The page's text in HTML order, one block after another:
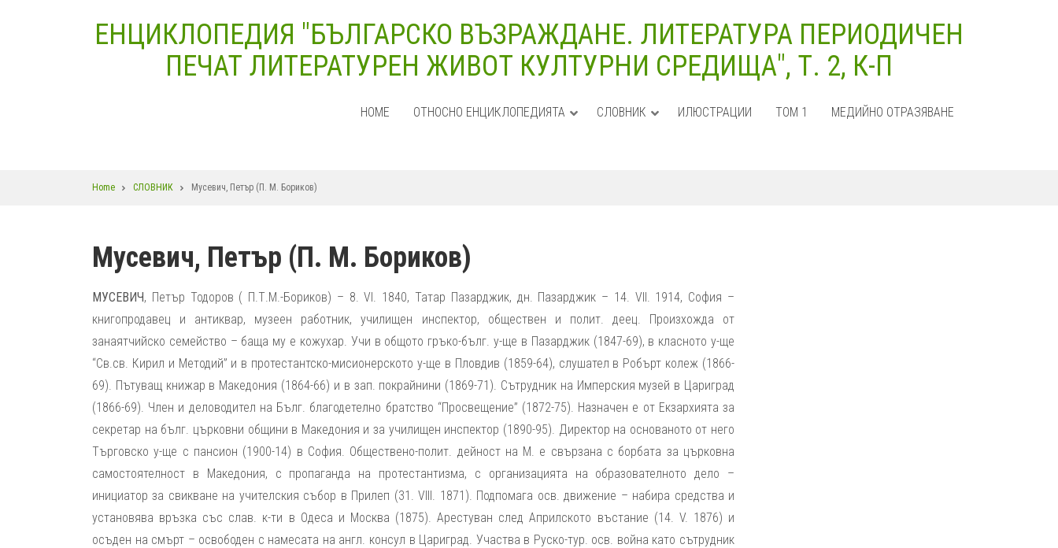
ЕНЦИКЛОПЕДИЯ "БЪЛГАРСКО ВЪЗРАЖДАНЕ. ЛИТЕРАТУРА ПЕРИОДИЧЕН
ПЕЧАТ ЛИТЕРАТУРЕН ЖИВОТ КУЛТУРНИ СРЕДИЩА", Т. 2, К-П
HOME ОТНОСНО ЕНЦИКЛОПЕДИЯТА СЛОВНИК ИЛЮСТРАЦИИ ТОМ 1 МЕДИЙНО ОТРАЗЯВАНЕ
Breadcrumb
Home СЛОВНИК Мусевич, Петър (П. М. Бориков)
Мусевич, Петър (П. М. Бориков)
МУСЕВИЧ, Петър Тодоров ( П.Т.М.-Бориков) – 8. VІ. 1840, Татар Пазарджик, дн. Пазарджик – 14. VІІ. 1914, София –
книгопродавец и антиквар, музеен работник, училищен инспектор, обществен и полит. деец. Произхожда от
занаятчийско семейство – баща му е кожухар. Учи в общото гръко-бълг. у-ще в Пазарджик (1847-69), в класното у-ще
“Св.св. Кирил и Методий” и в протестантско-мисионерското у-ще в Пловдив (1859-64), слушател в Робърт колеж (1866-
69). Пътуващ книжар в Македония (1864-66) и в зап. покрайнини (1869-71). Сътрудник на Имперския музей в Цариград
(1866-69). Член и деловодител на Бълг. благодетелно братство “Просвещение” (1872-75). Назначен е от Екзархията за
секретар на бълг. църковни общини в Македония и за училищен инспектор (1890-95). Директор на основаното от него
Търговско у-ще с пансион (1900-14) в София. Обществено-полит. дейност на М. е свързана с борбата за църковна
самостоятелност в Македония, с пропаганда на протестантизма, с организацията на образователното дело –
инициатор за свикване на учителския събор в Прилеп (31. VІІІ. 1871). Подпомага осв. движение – набира средства и
установява връзка със слав. к-ти в Одеса и Москва (1875). Арестуван след Априлското въстание (14. V. 1876) и
осъден на смърт – освободен с намесата на англ. консул в Цариград. Участва в Руско-тур. осв. война като сътрудник